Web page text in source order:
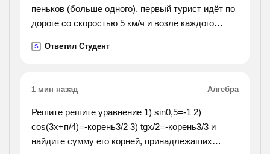
пеньков (больше одного). первый турист идёт по
дороге со скоростью 5 км/ч и возле каждого
часов. второй турист едет на велосипеде со
дольше первого туриста. начали и закончили
движение туристы одновременно. сколько
пеньков у дороги?
S Ответил Студент
1 мин назад Алгебра
Решите решите уравнение 1) sin0,5=-1 2)
cos(3x+п/4)=-корень3/2 3) tgx/2=-корень3/3 и
найдите сумму его корней, принадлежаших